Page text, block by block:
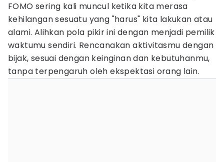
FOMO sering kali muncul ketika kita merasa
kehilangan sesuatu yang "harus" kita lakukan atau
alami. Alihkan pola pikir ini dengan menjadi pemilik
waktumu sendiri. Rencanakan aktivitasmu dengan
bijak, sesuai dengan keinginan dan kebutuhanmu,
tanpa terpengaruh oleh ekspektasi orang lain.